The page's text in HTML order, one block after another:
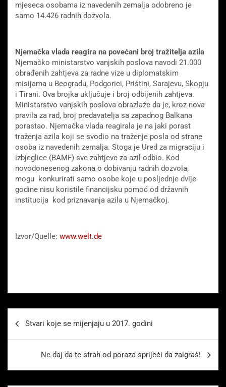
mjeseca osobama iz navedenih zemalja odobreno je
samo 14.426 radnih dozvola.
Njemačka vlada reagira na povećani broj tražitelja azila
Njemačko ministarstvo vanjskih poslova navodi 21.000
obrađenih zahtjeva za radne vize u diplomatskim
misijama u Beogradu, Podgorici, Prištini, Sarajevu, Skopju
i Tirani. Ova brojka uključuje i broj odbijenih zahtjeva.
Ministarstvo vanjskih poslova obrazlaže da je, kroz nova
pravila za rad, broj predavatelja sa zapadnog Balkana
porastao. Njemačka vlada reagirala je na jaki porast
traženja azila koji se svodio na traženje posla od strane
osoba iz navedenih zemalja. Stoga je Ured za migraciju i
izbjeglice (BAMF) sve zahtjeve za azil odbio. Kod
novodonesenog zakona o dobivanju radnih dozvola,
mogu konkurirati samo osobe koje u posljednje dvije
godine nisu koristile financijsku pomoć od državnih
institucija kod priznavanja azila u Njemačkoj.
Izvor/Quelle: www.welt.de
Stvari koje se mijenjaju u 2017. godini
Ne daj da te strah od poraza spriječi da zaigraš!